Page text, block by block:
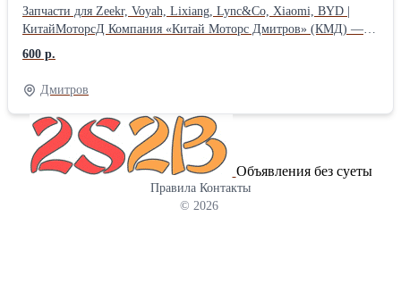
Запчасти для Zeekr, Voyah, Lixiang, Lync&Co, Xiaomi, BYD |
КитайМоторсД Компания «Китай Моторс Дмитров» (КМД) —
профессиональный подбор и продажа запчастей для китайских
автомобилей. В наличии и под заказ:Рычаги, подшипники, тяги,
ступицы, амортизаторы, тормозные колодки, фильтры, датчики,
элементы кузова и многое другое. Марки, с которыми мы
работаем:ZEEKR, Voyah, Lixiang (Li Auto), Lync&Co, Xiaomi
(SU7), BYD, а также другие популярные китайские бренды.
Почему выбирают КМД: — Цены ниже дилерских —
Консультация специалиста по подбору (по VIN или марке авто)
— Доставка по всей России (СДЭК, транспортные компании) —
Оригинал и качественные аналоги Звоните и пишите! Получите
600 р.
Дмитров
Объявления без суеты
Правила Контакты
© 2026